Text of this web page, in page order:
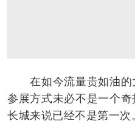
在如今流量贵如油的
参展方式未必不是一个
长城来说已经不是第一次